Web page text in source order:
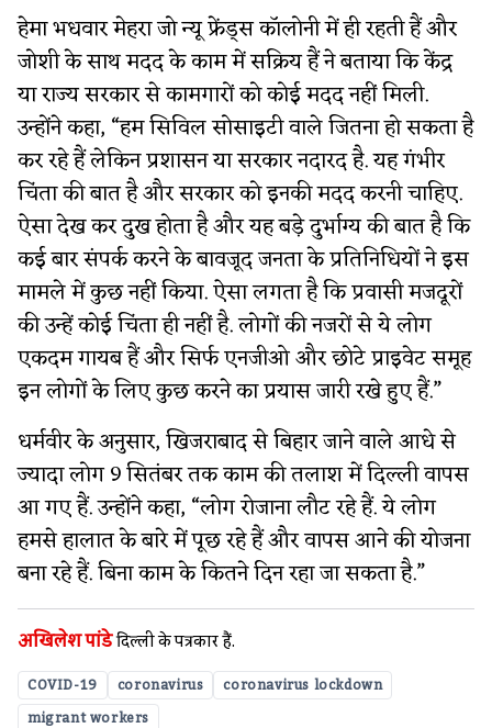
हेमा भधवार मेहरा जो न्यू फ्रेंड्स कॉलोनी में ही रहती हैं और
जोशी के साथ मदद के काम में सक्रिय हैं ने बताया कि केंद्र
या राज्य सरकार से कामगारों को कोई मदद नहीं मिली.
उन्होंने कहा, “हम सिविल सोसाइटी वाले जितना हो सकता है
कर रहे हैं लेकिन प्रशासन या सरकार नदारद है. यह गंभीर
चिंता की बात है और सरकार को इनकी मदद करनी चाहिए.
ऐसा देख कर दुख होता है और यह बड़े दुर्भाग्य की बात है कि
कई बार संपर्क करने के बावजूद जनता के प्रतिनिधियों ने इस
मामले में कुछ नहीं किया. ऐसा लगता है कि प्रवासी मजदूरों
की उन्हें कोई चिंता ही नहीं है. लोगों की नजरों से ये लोग
एकदम गायब हैं और सिर्फ एनजीओ और छोटे प्राइवेट समूह
इन लोगों के लिए कुछ करने का प्रयास जारी रखे हुए हैं.”
धर्मवीर के अनुसार, खिजराबाद से बिहार जाने वाले आधे से
ज्यादा लोग 9 सितंबर तक काम की तलाश में दिल्ली वापस
आ गए हैं. उन्होंने कहा, “लोग रोजाना लौट रहे हैं. ये लोग
हमसे हालात के बारे में पूछ रहे हैं और वापस आने की योजना
बना रहे हैं. बिना काम के कितने दिन रहा जा सकता है.”
अखिलेश पांडेदिल्ली के पत्रकार हैं.
COVID-19 coronavirus
coronavirus lockdown
migrant workers